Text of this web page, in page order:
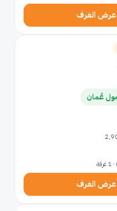
عرض الغرف
عرض الغرف